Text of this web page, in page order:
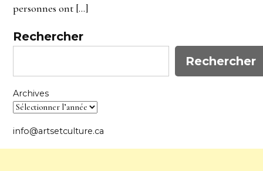
personnes ont […]
Rechercher
Rechercher
Archives
info@artsetculture.ca